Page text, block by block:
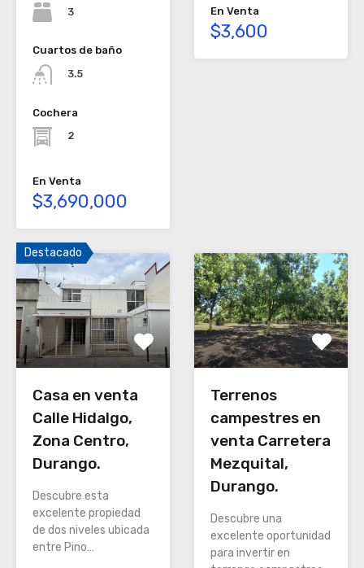
3
Cuartos de baño
3.5
Cochera
2
En Venta
$3,690,000
En Venta
$3,600
Destacado
Casa en venta
Calle Hidalgo,
Zona Centro,
Durango.
Descubre esta
excelente propiedad
de dos niveles ubicada
entre Pino…
Terrenos
campestres en
venta Carretera
Mezquital,
Durango.
Descubre una
excelente oportunidad
para invertir en